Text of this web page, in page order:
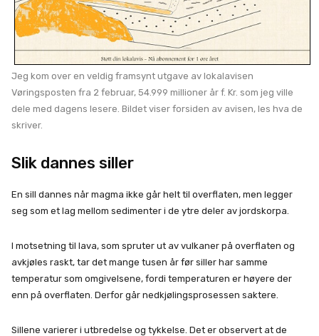
Jeg kom over en veldig framsynt utgave av lokalavisen
Vøringsposten fra 2 februar, 54.999 millioner år f. Kr. som jeg ville
dele med dagens lesere. Bildet viser forsiden av avisen, les hva de
skriver.
Slik dannes siller
En sill dannes når magma ikke går helt til overflaten, men legger
seg som et lag mellom sedimenter i de ytre deler av jordskorpa.
I motsetning til lava, som spruter ut av vulkaner på overflaten og
avkjøles raskt, tar det mange tusen år før siller har samme
temperatur som omgivelsene, fordi temperaturen er høyere der
enn på overflaten. Derfor går nedkjølingsprosessen saktere.
Sillene varierer i utbredelse og tykkelse. Det er observert at de